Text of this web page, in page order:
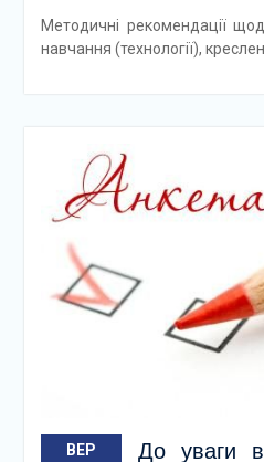
Методичні рекомендації
навчання (технології),
ВЕР
До уваги